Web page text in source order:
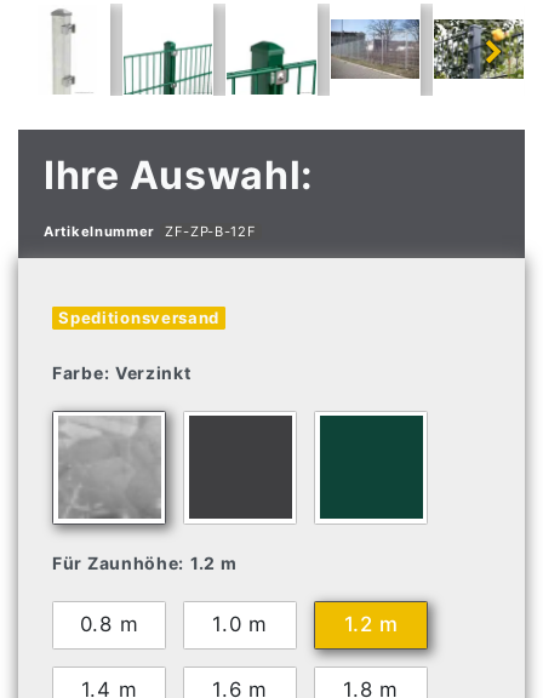
Ihre Auswahl:
Artikelnummer ZF-ZP-B-12F
Speditionsversand
Farbe: Verzinkt
Für Zaunhöhe: 1.2 m
0.8 m 1.0 m 1.2 m
1.4 m 1.6 m 1.8 m